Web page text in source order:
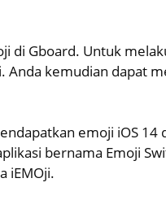
di Gboard. Untuk
Anda kemudian dapat
emoji iOS 14
bernama Emoji
iEMOji.